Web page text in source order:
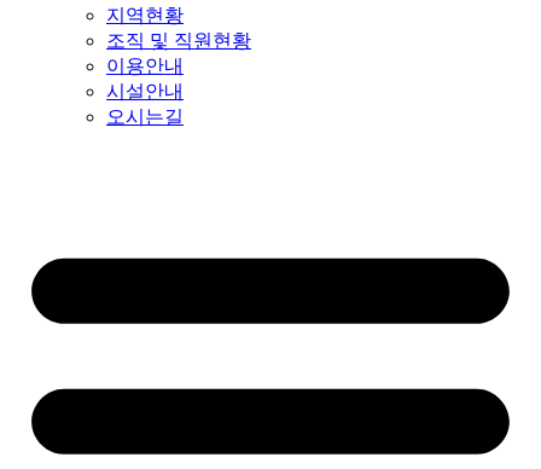
지역현황
조직 및 직원현황
이용안내
시설안내
오시는길